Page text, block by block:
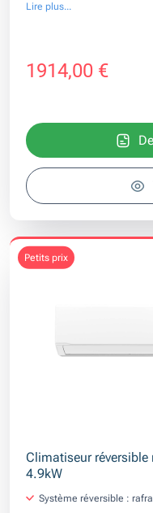
Lire plus...
1914,00 €
petits prix
Climatiseur
4.9kW
Système réversible :